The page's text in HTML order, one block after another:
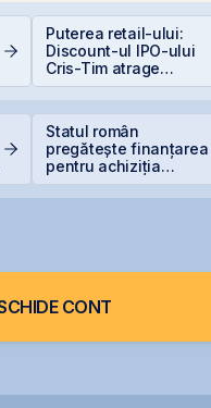
Puterea retail-ului:
Discount-ul IPO-ului
Cris-Tim atrage
subscrieri de peste 2
a companiei
Statul român
pregătește finanțarea
pentru achiziția
CONT